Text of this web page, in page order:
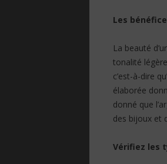
Les
La beauté
tonalité
c’est-à-dire
élaborée
donné que
des bijoux et
Vérifiez les